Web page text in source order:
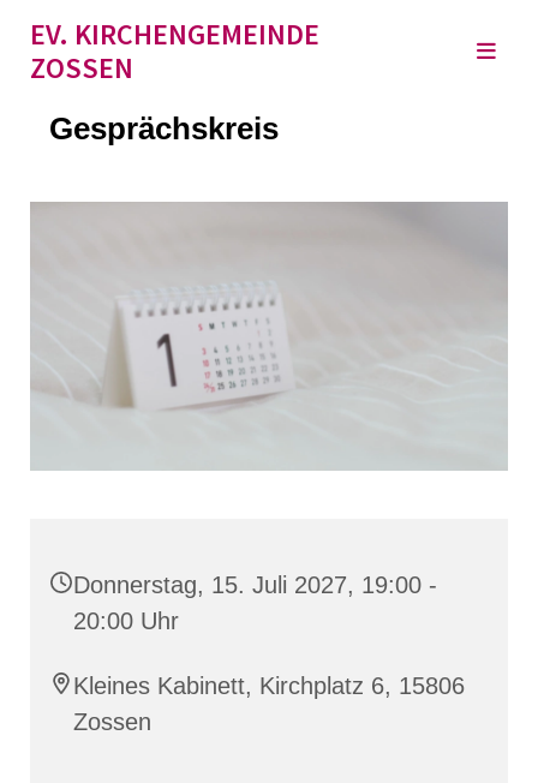
EV. KIRCHENGEMEINDE
ZOSSEN
Gesprächskreis
Donnerstag, 15. Juli 2027, 19:00 -
20:00 Uhr
Kleines Kabinett, Kirchplatz 6, 15806
Zossen